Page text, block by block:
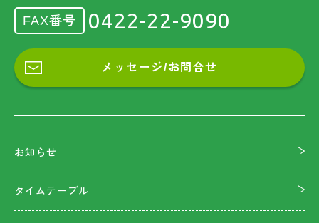
FAX番号 0422-22-9090
メッセージ/お問合せ
お知らせ
タイムテーブル